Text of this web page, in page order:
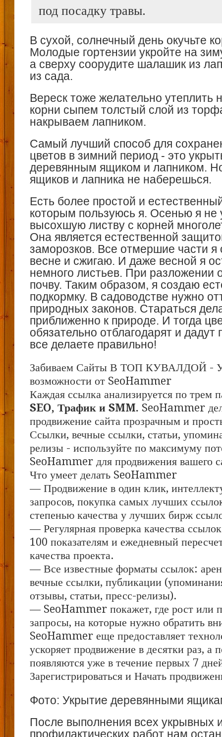
под посадку травы.
В сухой, солнечный день окучьте
Молодые гортензии укройте на
а сверху соорудите шалашик из
из сада.
Вереск тоже желательно утеплить
корни сыпем толстый слой из
накрываем лапником.
Самый лучший способ для
цветов в зимний период ‑ это
деревянным ящиком и лапником.
ящиков и лапника не наберешься.
Есть более простой и
которым пользуюсь я. Осенью я не
высохшую листву с корней
Она является естественной
заморозков. Все отмершие части я
весне и сжигаю. И даже весной я
немного листьев. При разложении
почву. Таким образом, я создаю
подкормку. В садоводстве нужно
природных законов. Стараться
приближенно к природе. И тогда
обязательно отблагодарят и дадут
все делаете правильно!
Забиваем Сайты В ТОП КУВАЛДОЙ -
возможности от SeoHammer
Каждая ссылка анализируется по трем
SEO, Трафик и SMM. SeoHammer
продвижение сайта прозрачным и
Ссылки, вечные ссылки, статьи,
релизы - используйте по максимуму
SeoHammer для продвижения вашего
Что умеет делать SeoHammer
— Продвижение в один клик,
запросов, покупка самых лучших
степенью качества у лучших бирж
— Регулярная проверка качества
100 показателям и ежедневный
качества проекта.
— Все известные форматы ссылок:
вечные ссылки, публикации
отзывы, статьи, пресс-релизы).
— SeoHammer покажет, где рост или
запросы, на которые нужно обратить
SeoHammer еще предоставляет
ускоряет продвижение в десятки раз, а
появляются уже в течение первых 7
Зарегистрироваться и Начать
Фото: Укрытие деревянными
После выполнения всех укрывных
профилактических работ нам